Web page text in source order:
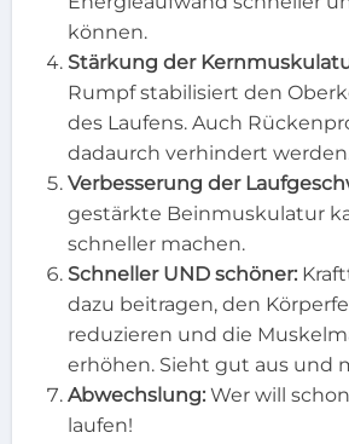
können.
Stärkung der
Rumpf stabilisiert den
des Laufens. Auch
dadaurch verhindert
Verbesserung der
gestärkte Beinmuskulatur
schneller machen.
Schneller UND schöner:
dazu beitragen, den
reduzieren und die
erhöhen. Sieht gut aus und
Abwechslung:Wer will
laufen!